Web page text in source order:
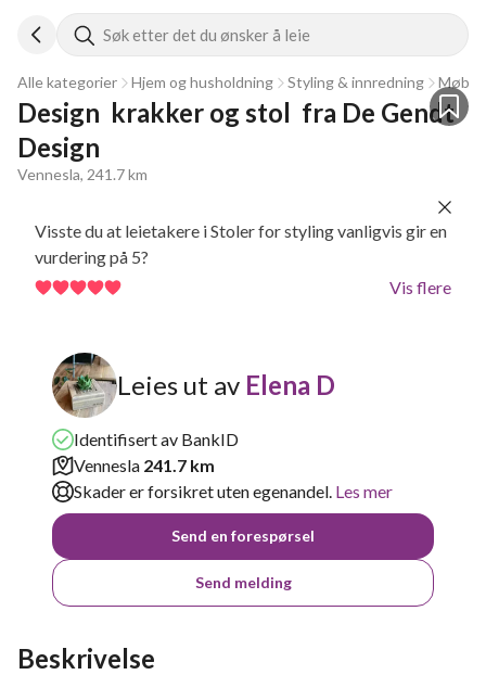
Søk etter det du ønsker å leie
Alle kategorier Hjem og husholdning Styling & innredning Møbler
Design  krakker og stol  fra De Gendt
Design
Vennesla, 241.7 km
Visste du at leietakere i Stoler for styling vanligvis gir en
vurdering på 5?
Vis flere
Leies ut av Elena D
Identifisert av BankID
Vennesla 241.7 km
Skader er forsikret uten egenandel. Les mer
Send en forespørsel
Send melding
Beskrivelse